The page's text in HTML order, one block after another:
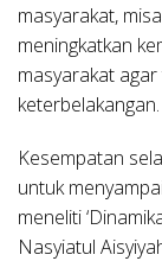
masyarakat,
meningkatkan
masyarakat
keterbelakangan.
Kesempatan
untuk
meneliti
Nasyiatul